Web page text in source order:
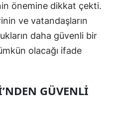
Osmaniye
Düzce
önemine dikkat çekti.
ve vatandaşların
daha güvenli bir
olacağı ifade
GÜVENLI